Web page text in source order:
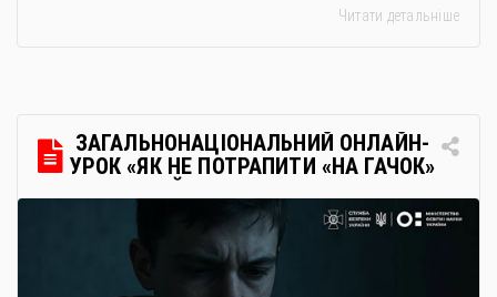
дистанційне навчання, що дає можливість здобувати
передбачає: Скористатися цією процедурою […]
Читати детальніше
ЗАГАЛЬНОНАЦІОНАЛЬНИЙ ОНЛАЙН-
УРОК «ЯК НЕ ПОТРАПИТИ «НА ГАЧОК»
РОСІЙСЬКИХ СПЕЦСЛУЖБ